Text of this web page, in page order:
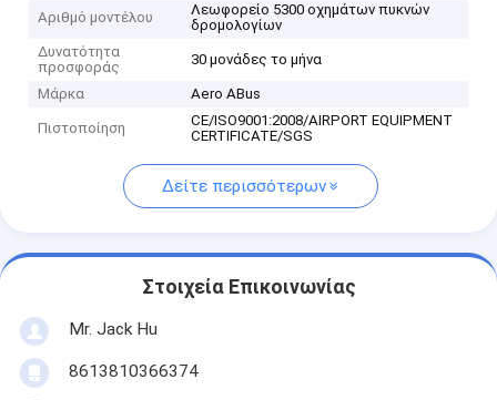
Αριθμό μοντέλου
Λεωφορείο 5300 οχημάτων πυκνών
δρομολογίων
Δυνατότητα
προσφοράς
30 μονάδες το μήνα
Μάρκα Aero ABus
Πιστοποίηση
CE/ISO9001:2008/AIRPORT EQUIPMENT
CERTIFICATE/SGS
Δείτε περισσότερων
Στοιχεία Επικοινωνίας
Mr. Jack Hu
8613810366374